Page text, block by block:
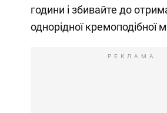
години і збивайте до
однорідної кремоподібної
РЕКЛАМА